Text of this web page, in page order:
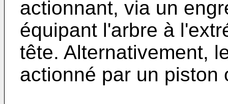
actionnant, via un
équipant l'arbre à
tête. Alternativement,
actionné par un piston